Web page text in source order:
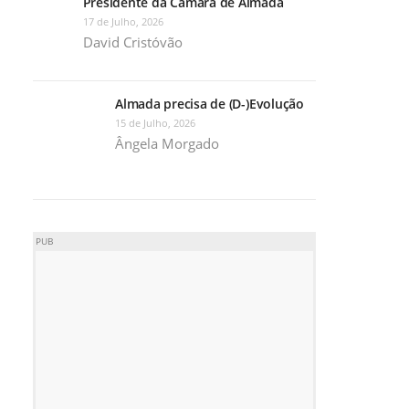
17 de Julho, 2026
David Cristóvão
Almada precisa de (D-)Evolução
15 de Julho, 2026
Ângela Morgado
PUB